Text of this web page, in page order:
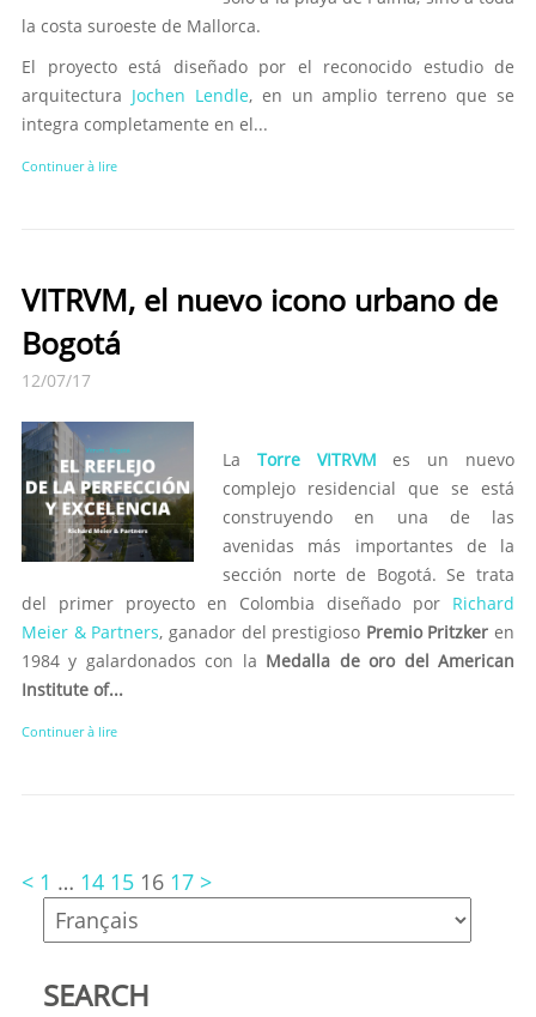
la costa suroeste de Mallorca.
El proyecto está diseñado por el reconocido estudio de
arquitectura Jochen Lendle, en un amplio terreno que se
integra completamente en el...
Continuer à lire
VITRVM, el nuevo icono urbano de
Bogotá
12/07/17
La Torre VITRVM es un nuevo
complejo residencial que se está
construyendo en una de las
avenidas más importantes de la
sección norte de Bogotá. Se trata
del primer proyecto en Colombia diseñado por Richard
Meier & Partners, ganador del prestigioso Premio Pritzker en
1984 y galardonados con la Medalla de oro del American
Institute of...
Continuer à lire
< 1 … 14 15 16 17 >
SEARCH